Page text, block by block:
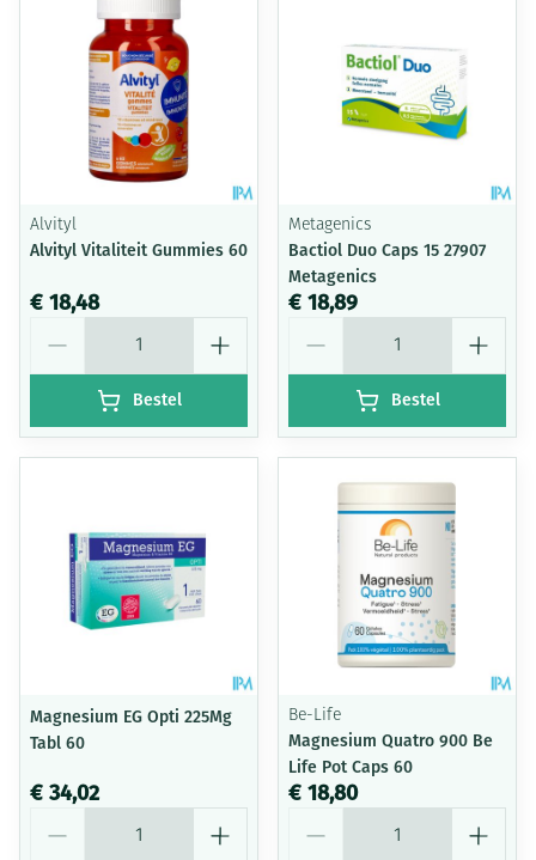
Alvityl
Alvityl Vitaliteit Gummies 60
€ 18,48
Bestel
Metagenics
Bactiol Duo Caps 15 27907
Metagenics
€ 18,89
Bestel
Magnesium EG Opti 225Mg
Tabl 60
€ 34,02
Be-Life
Magnesium Quatro 900 Be
Life Pot Caps 60
€ 18,80